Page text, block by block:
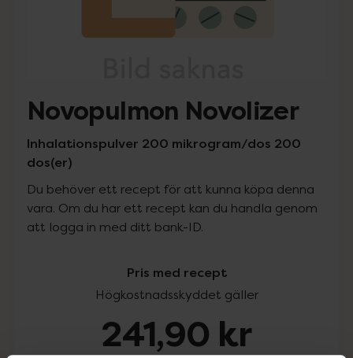
Novopulmon Novolizer
Inhalationspulver 200 mikrogram/dos 200
dos(er)
Du behöver ett recept för att kunna köpa denna
vara. Om du har ett recept kan du handla genom
att logga in med ditt bank-ID.
Pris med recept
Högkostnadsskyddet gäller
241,90 kr